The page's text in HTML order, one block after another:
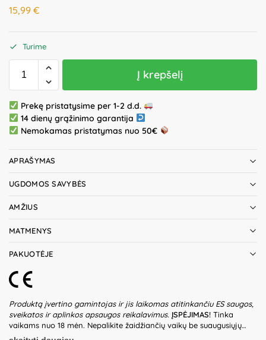
15,99 €
Turime
Į krepšelį
Prekę pristatysime per 1-2 d.d.
14 dienų grąžinimo garantija
Nemokamas pristatymas nuo 50€
APRAŠYMAS
UGDOMOS SAVYBĖS
AMŽIUS
MATMENYS
PAKUOTĖJE
Produktą įvertino gamintojas ir jis laikomas atitinkančiu ES saugos,
sveikatos ir aplinkos apsaugos reikalavimus. ĮSPĖJIMAS! Tinka
vaikams nuo 18 mėn. Nepalikite žaidžiančių vaikų be suaugusiųjų
priežiūros. Prieš naudodami žaislą patikrinkite žaislo ir detalių būklę.